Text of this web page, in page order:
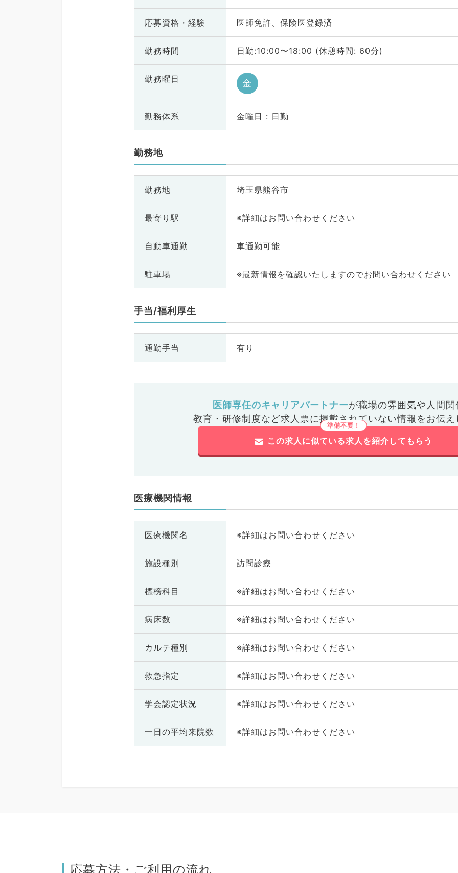
応募資格・ 経験 医師免許、保険医登録済
勤務時間 日勤:10:00〜18:00 (休憩時間: 60分)
勤務曜日 金
勤務体系 金曜日 : 日勤
勤務地
勤務地 埼玉県熊谷市
最寄り駅 ※詳細はお問い合わせください
自動車通勤 車通勤可能
駐車場 ※最新情報を確認いたしますのでお問い合わせください
手当/福利厚生
通勤手当 有り
医師専任のキャリアパートナーが職場の雰囲気や人間関
教育・研修制度など求人票に掲載されていない情報をお伝え
この求人に似ている求人を紹介してもらう
医療機関情報
医療機関名 ※詳細はお問い合わせください
施設種別 訪問診療
標榜科目 ※詳細はお問い合わせください
病床数 ※詳細はお問い合わせください
カルテ種別 ※詳細はお問い合わせください
救急指定 ※詳細はお問い合わせください
学会認定状況 ※詳細はお問い合わせください
一日の平均来院数 ※詳細はお問い合わせください
応募方法・ご利用の流れ